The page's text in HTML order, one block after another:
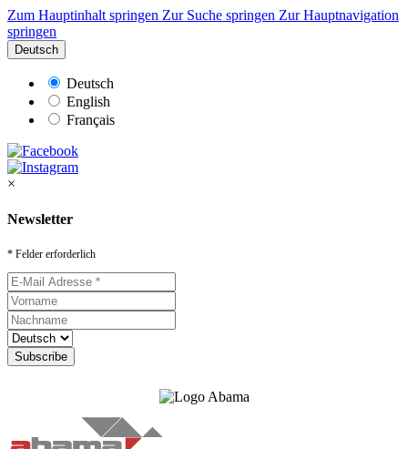
Zum Hauptinhalt springen Zur Suche springen Zur Hauptnavigation
springen
Deutsch
Deutsch
English
Français
×
Newsletter
* Felder erforderlich